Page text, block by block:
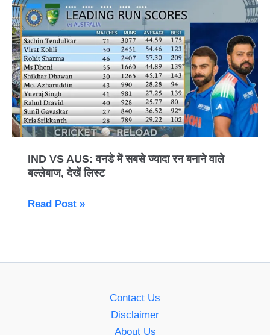
IND VS AUS: वनडे में सबसे ज्यादा रन बनाने वाले
बल्लेबाज, देखें लिस्ट
IND
VS
AUS:
वनडे
में
सबसे
ज्यादा
रन
बनाने
वाले
बल्लेबाज,
लिस्ट
Read Post »
Contact Us
Disclaimer
About Us